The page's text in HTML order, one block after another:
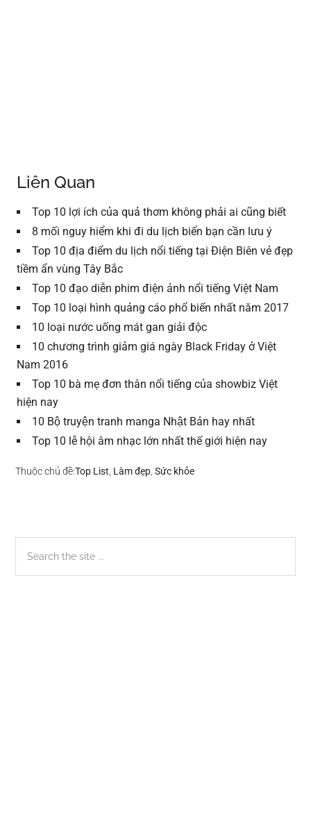
Liên Quan
Top 10 lợi ích của quả thơm không phải ai cũng biết
8 mối nguy hiểm khi đi du lịch biển bạn cần lưu ý
Top 10 địa điểm du lịch nổi tiếng tại Điện Biên vẻ đẹp
tiềm ẩn vùng Tây Bắc
Top 10 đạo diễn phim điện ảnh nổi tiếng Việt Nam
Top 10 loại hình quảng cáo phổ biến nhất năm 2017
10 loại nước uống mát gan giải độc
10 chương trình giảm giá ngày Black Friday ở Việt
Nam 2016
Top 10 bà mẹ đơn thân nổi tiếng của showbiz Việt
hiện nay
10 Bộ truyện tranh manga Nhật Bản hay nhất
Top 10 lễ hội âm nhạc lớn nhất thế giới hiện nay
Thuộc chủ đề:Top List, Làm đẹp,Sức khỏe
Sidebar
chính
the